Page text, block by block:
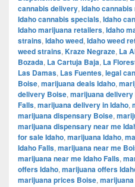
cannabis delivery, Idaho
Idaho cannabis specials, Idaho
Idaho marijuana retailers, Idaho
strains, Idaho weed, Idaho weed
weed strains, Kraze Negraze, La
Bozada, La Cartuja Baja, La
Las Damas, Las Fuentes, legal
Boise, marijuana deals Idaho,
delivery Boise, marijuana delivery
Falls, marijuana delivery in Idaho,
marijuana dispensary Boise,
marijuana dispensary near me
for sale Idaho, marijuana Idaho,
Idaho Falls, marijuana near me
marijuana near me Idaho Falls,
offers Idaho, marijuana offers
marijuana prices Boise,